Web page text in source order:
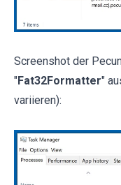
Screenshot der
"Fat32Formatter"
variieren):